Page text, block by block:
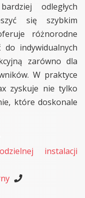
odległych
się szybkim
różnorodne
indywidualnych
zarówno dla
W praktyce
zyskuje nie tylko
które doskonale
instalacji